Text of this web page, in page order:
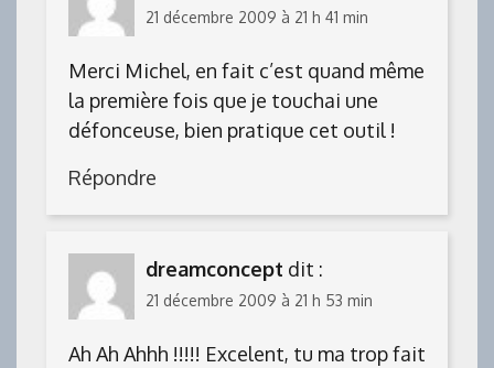
21 décembre 2009 à 21 h 41 min
Merci Michel, en fait c’est quand même
la première fois que je touchai une
défonceuse, bien pratique cet outil !
Répondre
dreamconcept dit :
21 décembre 2009 à 21 h 53 min
Ah Ah Ahhh !!!!! Excelent, tu ma trop fait